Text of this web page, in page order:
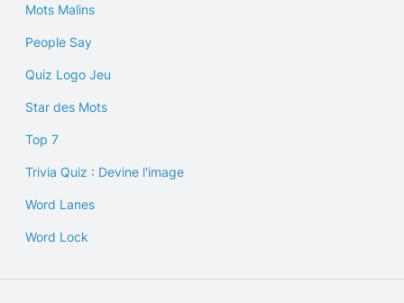
Mots Malins
People Say
Quiz Logo Jeu
Star des Mots
Top 7
Trivia Quiz : Devine l'image
Word Lanes
Word Lock